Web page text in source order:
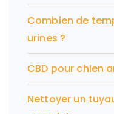
Combien de
urines ?
CBD pour chien
Nettoyer un